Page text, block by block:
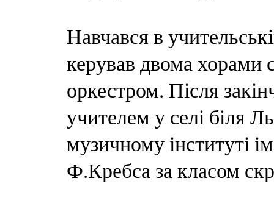
Навчався в
керував двома хорами
оркестром. Після
учителем у селі біля
музичному інституті
Ф.Кребса за класом